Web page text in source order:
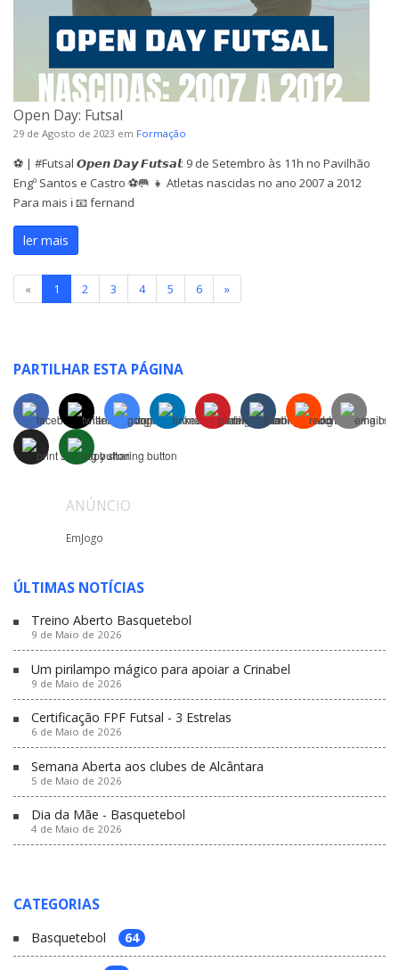
Open Day: Futsal
29 de Agosto de 2023 em Formação
⚽ | #Futsal 𝙊𝙥𝙚𝙣 𝘿𝙖𝙮 𝙁𝙪𝙩𝙨𝙖𝙡: 9 de Setembro às 11h no Pavilhão
Engº Santos e Castro ⚽️🥅 👧 Atletas nascidas no ano 2007 a 2012
Para mais ℹ️ 📧 fernand
ler mais
« 1 2 3 4 5 6 »
PARTILHAR ESTA PÁGINA
ANÚNCIO
EmJogo
ÚLTIMAS NOTÍCIAS
Treino Aberto Basquetebol
9 de Maio de 2026
Um pirilampo mágico para apoiar a Crinabel
9 de Maio de 2026
Certificação FPF Futsal - 3 Estrelas
6 de Maio de 2026
Semana Aberta aos clubes de Alcântara
5 de Maio de 2026
Dia da Mãe - Basquetebol
4 de Maio de 2026
CATEGORIAS
Basquetebol 64